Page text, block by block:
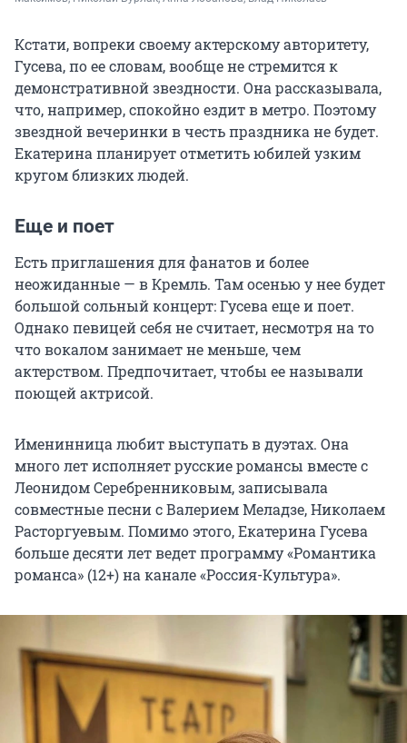
Кстати, вопреки своему актерскому авторитету,
Гусева, по ее словам, вообще не стремится к
демонстративной звездности. Она рассказывала,
что, например, спокойно ездит в метро. Поэтому
звездной вечеринки в честь праздника не будет.
Екатерина планирует отметить юбилей узким
кругом близких людей.
Еще и поет
Есть приглашения для фанатов и более
неожиданные — в Кремль. Там осенью у нее будет
большой сольный концерт: Гусева еще и поет.
Однако певицей себя не считает, несмотря на то
что вокалом занимает не меньше, чем
актерством. Предпочитает, чтобы ее называли
поющей актрисой.
Именинница любит выступать в дуэтах. Она
много лет исполняет русские романсы вместе с
Леонидом Серебренниковым, записывала
совместные песни с Валерием Меладзе, Николаем
Расторгуевым. Помимо этого, Екатерина Гусева
больше десяти лет ведет программу «Романтика
романса» (12+) на канале «Россия-Культура».